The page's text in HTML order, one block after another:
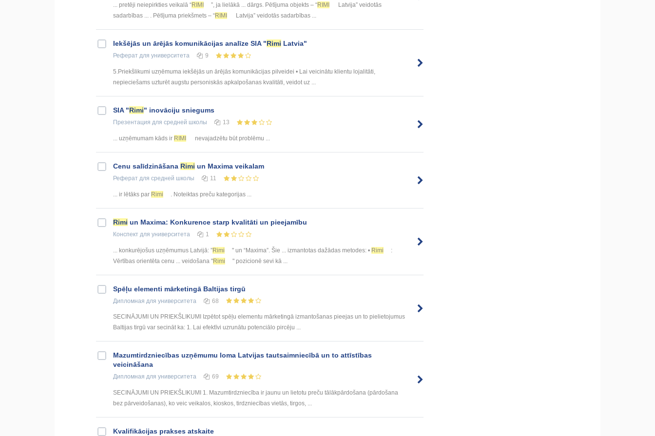
... pretēji neiepirkties veikalā “RIMI ”, ja lielākā ... dārgs. Pētījuma objekts – “RIMI
Latvija” veidotās
sadarbības ... . Pētījuma priekšmets – “RIMI Latvija” veidotās sadarbības ...
Iekšējās un ārējās komunikācijas analīze SIA "Rimi Latvia"
Реферат для университета 9
5.Priekšlikumi uzņēmuma iekšējās un ārējās komunikācijas pilveidei • Lai veicinātu klientu lojalitāti,
nepieciešams uzturēt augstu personiskās apkalpošanas kvalitāti, veidot uz ...
SIA "Rimi" inovāciju sniegums
Презентация для средней школы 13
... uzņēmumam kāds ir RIMI nevajadzētu būt problēmu ...
Cenu salīdzināšana Rimi un Maxima veikalam
Реферат для средней школы 11
... ir lētāks par Rimi . Noteiktas preču kategorijas ...
Rimi un Maxima: Konkurence starp kvalitāti un pieejamību
Конспект для университета 1
... konkurējošus uzņēmumus Latvijā: ”Rimi " un “Maxima”. Šie ... izmantotas dažādas metodes: • Rimi
:
Vērtības orientēta cenu ... veidošana "Rimi " pozicionē sevi kā ...
Spēļu elementi mārketingā Baltijas tirgū
Дипломная для университета 68
SECINĀJUMI UN PRIEKŠLIKUMI Izpētot spēļu elementu mārketingā izmantošanas pieejas un to pielietojumus
Baltijas tirgū var secināt ka: 1. Lai efektīvi uzrunātu potenciālo pircēju ...
Mazumtirdzniecības uzņēmumu loma Latvijas tautsaimniecībā un to attīstības
veicināšana
Дипломная для университета 69
SECINĀJUMI UN PRIEKŠLIKUMI 1. Mazumtirdzniecība ir jaunu un lietotu preču tālākpārdošana (pārdošana
bez pārveidošanas), ko veic veikalos, kioskos, tirdzniecības vietās, tirgos, ...
Kvalifikācijas prakses atskaite